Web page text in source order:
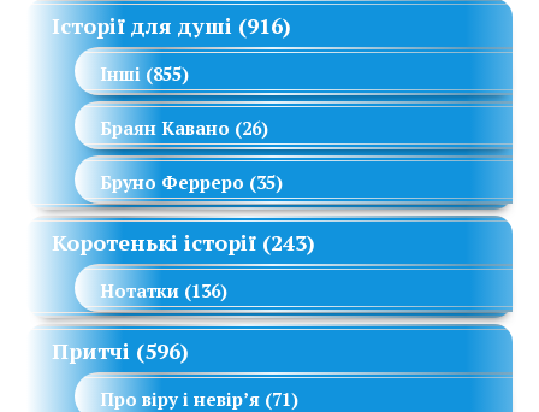
Історії для душі (916)
Інші (855)
Браян Кавано (26)
Бруно Ферреро (35)
Коротенькі історії (243)
Нотатки (136)
Притчі (596)
Про віру і невір’я (71)